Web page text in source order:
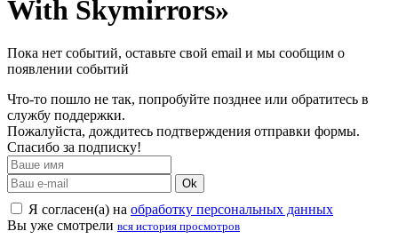
With Skymirrors»
Пока нет событий, оставьте свой email и мы сообщим о
появлении событий
Что-то пошло не так, попробуйте позднее или обратитесь в
службу поддержки.
Пожалуйста, дождитесь подтверждения отправки формы.
Спасибо за подписку!
Ok
Я согласен(а) на обработку персональных данных
Вы уже смотрели вся история просмотров